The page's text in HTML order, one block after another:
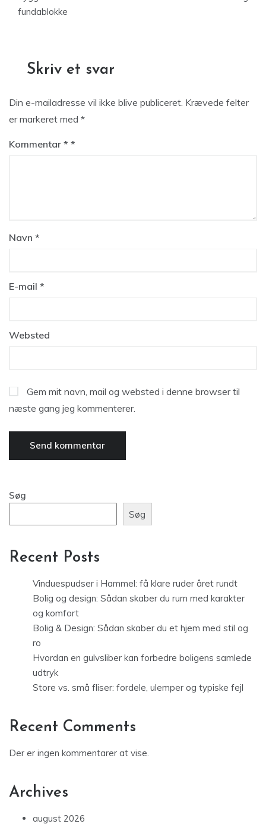
fundablokke
Skriv et svar
Din e-mailadresse vil ikke blive publiceret. Krævede felter
er markeret med *
Kommentar *
Navn *
E-mail *
Websted
Gem mit navn, mail og websted i denne browser til
næste gang jeg kommenterer.
Søg
Søg
Recent Posts
Vinduespudser i Hammel: få klare ruder året rundt
Bolig og design: Sådan skaber du rum med karakter
og komfort
Bolig & Design: Sådan skaber du et hjem med stil og
ro
Hvordan en gulvsliber kan forbedre boligens samlede
udtryk
Store vs. små fliser: fordele, ulemper og typiske fejl
Recent Comments
Der er ingen kommentarer at vise.
Archives
august 2026